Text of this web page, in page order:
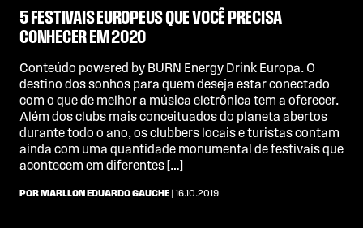
5 FESTIVAIS EUROPEUS QUE VOCÊ PRECISA
CONHECER EM 2020
Conteúdo powered by BURN Energy Drink Europa. O
destino dos sonhos para quem deseja estar conectado
com o que de melhor a música eletrônica tem a oferecer.
Além dos clubs mais conceituados do planeta abertos
durante todo o ano, os clubbers locais e turistas contam
ainda com uma quantidade monumental de festivais que
acontecem em diferentes […]
POR MARLLON EDUARDO GAUCHE | 16.10.2019